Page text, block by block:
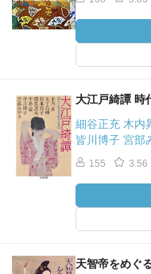
大江戸綺譚 時
細谷正充 木内
皆川博子 宮部
155 3.56
天智帝をめぐ